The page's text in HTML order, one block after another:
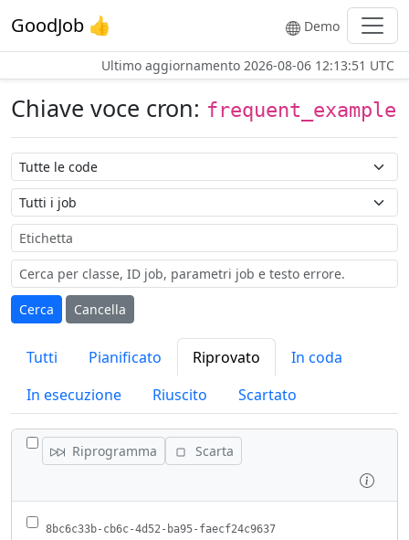
GoodJob 👍 Demo
Ultimo aggiornamento 2026-08-06 12:13:51 UTC
Chiave voce cron: frequent_example
Nome coda
Nome job
Etichetta
Cerca
Cancella
Tutti Pianificato Riprovato
In coda
In esecuzione
Riuscito Scartato
ATTIVA/DISATTIVA TUTTI I JOB
Riprogramma
Scarta
8bc6c33b-cb6c-4d52-ba95-faecf24c9637